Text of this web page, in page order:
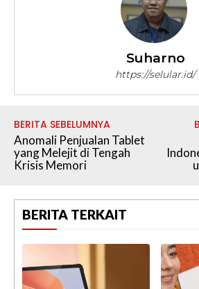
Suharno
https://selular.id/
BERITA SEBELUMNYA
Anomali Penjualan Tablet
yang Melejit di Tengah
Krisis Memori
BERITA TERKAIT